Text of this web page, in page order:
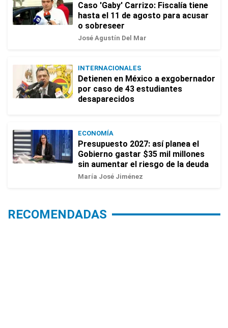
Caso 'Gaby' Carrizo: Fiscalía tiene
hasta el 11 de agosto para acusar
o sobreseer
José Agustín Del Mar
INTERNACIONALES
Detienen en México a exgobernador
por caso de 43 estudiantes
desaparecidos
ECONOMÍA
Presupuesto 2027: así planea el
Gobierno gastar $35 mil millones
sin aumentar el riesgo de la deuda
María José Jiménez
RECOMENDADAS